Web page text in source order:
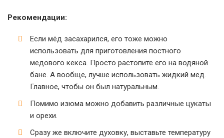
Рекомендации:
Если мёд засахарился, его тоже можно
использовать для приготовления постного
медового кекса. Просто растопите его на водяной
бане. А вообще, лучше использовать жидкий мёд.
Главное, чтобы он был натуральным.
Помимо изюма можно добавить различные цукаты
и орехи.
Сразу же включите духовку, выставьте температуру